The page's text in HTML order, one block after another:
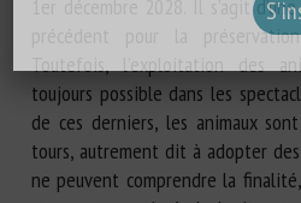
1er décembre 2028. Il s’agit
précédent pour la
Toutefois, l’exploitation des
toujours possible dans les
de ces derniers, les animaux
tours, autrement dit à adopter
ne peuvent comprendre la